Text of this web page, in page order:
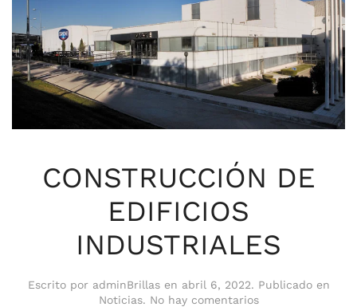
CONSTRUCCIÓN DE
EDIFICIOS
INDUSTRIALES
Escrito por adminBrillasen abril 6, 2022. Publicado en
Noticias. No hay comentariosen